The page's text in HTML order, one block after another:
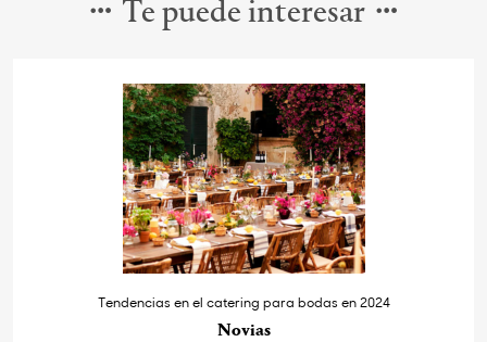
Te puede interesar
Tendencias en el catering para bodas en 2024
Novias